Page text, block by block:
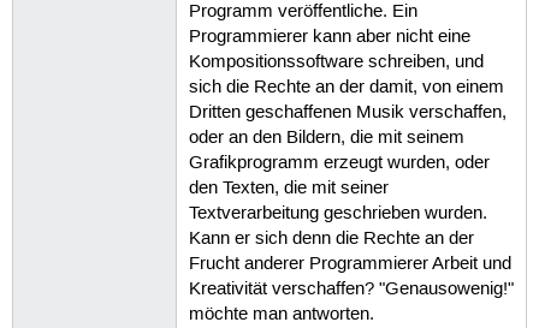
Programm veröffentliche. Ein
Programmierer kann aber nicht eine
Kompositionssoftware schreiben, und
sich die Rechte an der damit, von einem
Dritten geschaffenen Musik verschaffen,
oder an den Bildern, die mit seinem
Grafikprogramm erzeugt wurden, oder
den Texten, die mit seiner
Textverarbeitung geschrieben wurden.
Kann er sich denn die Rechte an der
Frucht anderer Programmierer Arbeit und
Kreativität verschaffen? "Genausowenig!"
möchte man antworten.